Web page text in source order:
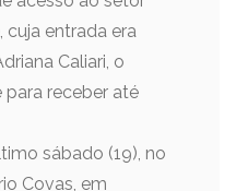
cuja entrada era
Caliari, o
receber até
sábado (19), no
Covas, em